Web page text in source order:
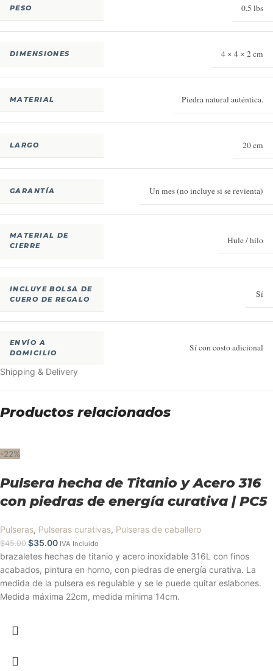
PESO 0.5 lbs
DIMENSIONES 4 × 4 × 2 cm
MATERIAL Piedra natural auténtica.
LARGO 20 cm
GARANTÍA Un mes (no incluye si se revienta)
MATERIAL DE
CIERRE
Hule / hilo
INCLUYE BOLSA DE
CUERO DE REGALO
Sí
ENVÍO A
DOMICILIO
Sí con costo adicional
Shipping & Delivery
Productos relacionados
-22%
Pulsera hecha de Titanio y Acero 316
con piedras de energía curativa | PC5
Pulseras, Pulseras curativas, Pulseras de caballero
$45.00 $35.00 IVA Incluido
brazaletes hechas de titanio y acero inoxidable 316L con finos
acabados, pintura en horno, con piedras de energía curativa. La
medida de la pulsera es regulable y se le puede quitar eslabones.
Medida máxima 22cm, medida mínima 14cm.